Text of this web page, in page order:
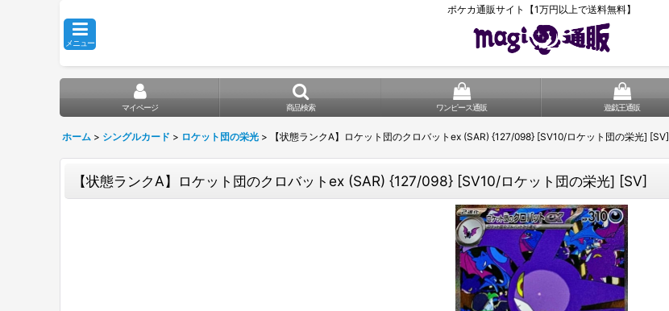
ポケカ通販サイト【1万円以上で送料無料】
メニュー
マイページ 商品検索 ワンピース通販 遊戯王通販
ホーム > シングルカード > ロケット団の栄光 > 【状態ランクA】ロケット団のクロバットex (SAR) {127/098} [SV10/ロケット団の栄光] [SV]
【状態ランクA】ロケット団のクロバットex (SAR) {127/098} [SV10/ロケット団の栄光] [SV]